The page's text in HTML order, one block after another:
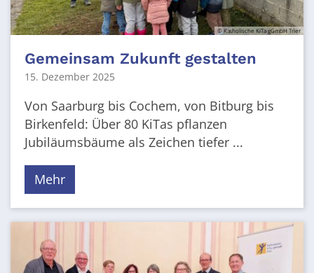
© Katholische KiTa gGmbH Trier
Gemeinsam Zukunft gestalten
15. Dezember 2025
Von Saarburg bis Cochem, von Bitburg bis
Birkenfeld: Über 80 KiTas pflanzen
Jubiläumsbäume als Zeichen tiefer ...
Mehr